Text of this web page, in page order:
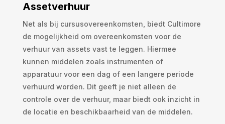
Assetverhuur
Net als bij cursusovereenkomsten, biedt Cultimore
de mogelijkheid om overeenkomsten voor de
verhuur van assets vast te leggen. Hiermee
kunnen middelen zoals instrumenten of
apparatuur voor een dag of een langere periode
verhuurd worden. Dit geeft je niet alleen de
controle over de verhuur, maar biedt ook inzicht in
de locatie en beschikbaarheid van de middelen.